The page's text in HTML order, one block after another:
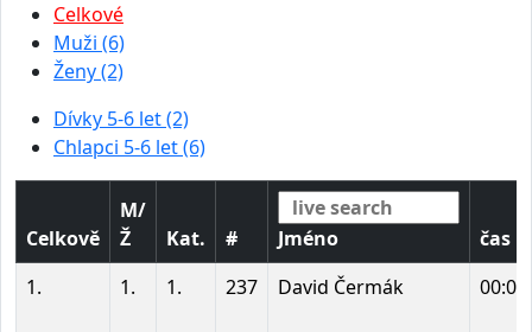
Celkové
Muži (6)
Ženy (2)
Dívky 5-6 let (2)
Chlapci 5-6 let (6)
Celkově
M/
Ž
Kat. # Jméno
čas
1.
1. 1. 237 David Čermák